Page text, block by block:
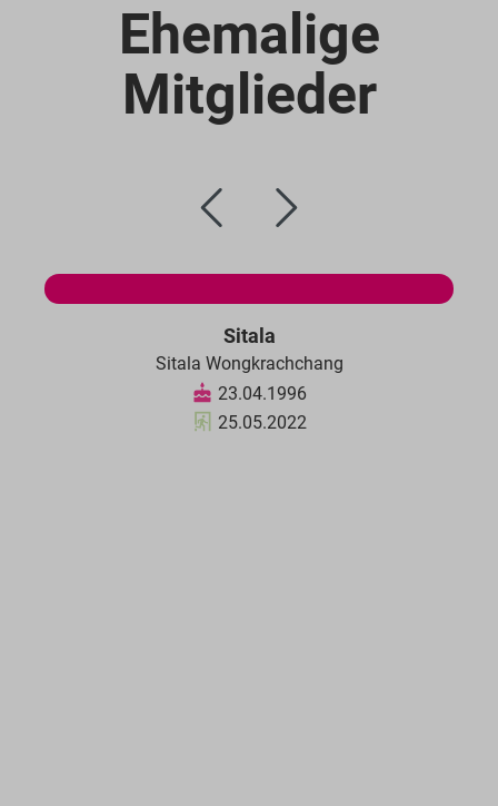
Ehemalige
Mitglieder
Sitala
Sitala Wongkrachchang
23.04.1996
25.05.2022